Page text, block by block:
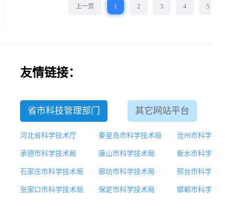
上一页 1 2 3 4 5
友情链接：
省市科技管理部门 其它网站平台
河北省科学技术厅
承德市科学技术局
石家庄市科学技术局
张家口市科学技术局
秦皇岛市科学技术局
唐山市科学技术局
廊坊市科学技术局
保定市科学技术局
沧州市科学技
衡水市科学技
邢台市科学技
邯郸市科学技